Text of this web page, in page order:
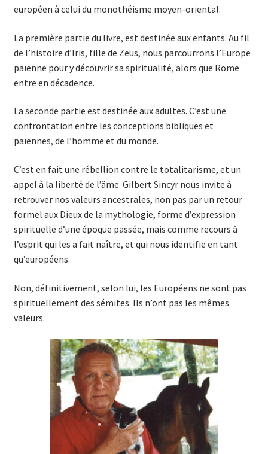
européen à celui du monothéisme moyen-oriental.
La première partie du livre, est destinée aux enfants. Au fil
de l’histoire d’Iris, fille de Zeus, nous parcourrons l’Europe
païenne pour y découvrir sa spiritualité, alors que Rome
entre en décadence.
La seconde partie est destinée aux adultes. C’est une
confrontation entre les conceptions bibliques et
païennes, de l’homme et du monde.
C’est en fait une rébellion contre le totalitarisme, et un
appel à la liberté de l’âme. Gilbert Sincyr nous invite à
retrouver nos valeurs ancestrales, non pas par un retour
formel aux Dieux de la mythologie, forme d’expression
spirituelle d’une époque passée, mais comme recours à
l’esprit qui les a fait naître, et qui nous identifie en tant
qu’européens.
Non, définitivement, selon lui, les Européens ne sont pas
spirituellement des sémites. Ils n’ont pas les mêmes
valeurs.